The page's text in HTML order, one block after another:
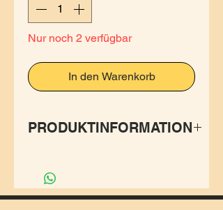
Nur noch 2 verfügbar
In den Warenkorb
PRODUKTINFORMATION
schmeichelt den Hals und gibt
schön warm.